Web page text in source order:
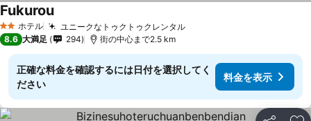
2 ホテルのランク
ホテル ユニークなトゥクトゥクレンタル
Fukurou
8.6 大満足 294 街の中心まで2.5 km
正確な料金を確認するには日付を選択してく
ださい
料金を表示